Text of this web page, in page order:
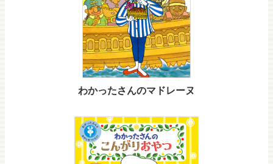
わかったさんのマドレーヌ